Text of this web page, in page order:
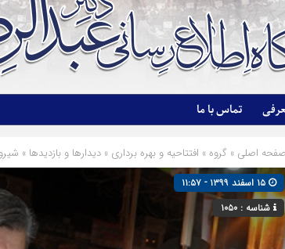
تماس با ما
صفحه اصلی » گروه » افتتاحیه و بهره برداری » دیدارها و بازدیدها »
شناسه : ۱۰۵۰